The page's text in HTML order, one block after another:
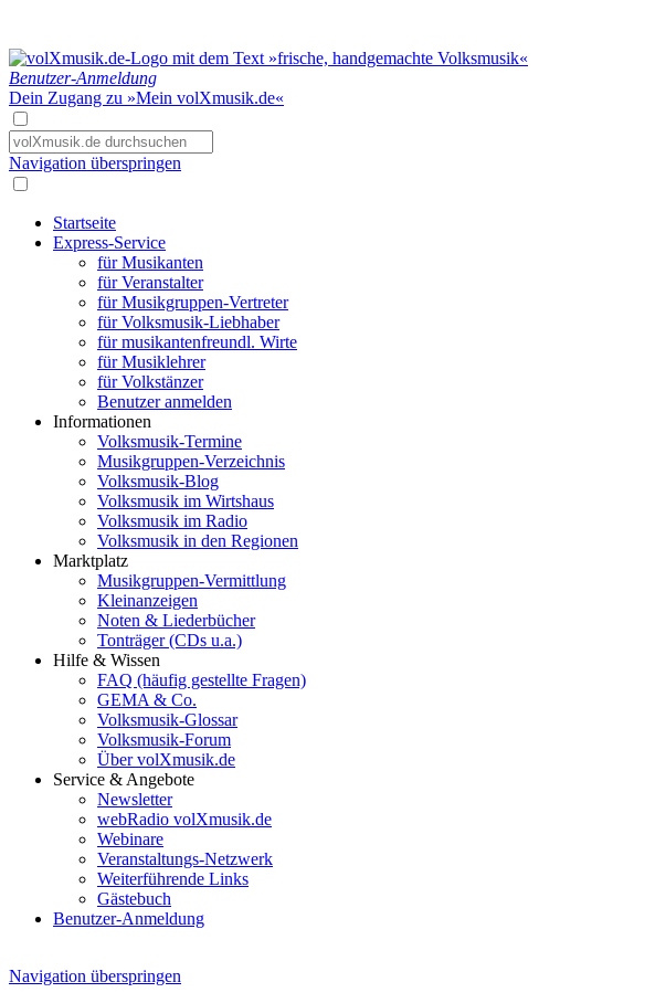
Benutzer-Anmeldung
Dein Zugang zu »Mein volXmusik.de«
Navigation überspringen
Startseite
Express-Service
für Musikanten
für Veranstalter
für Musikgruppen-Vertreter
für Volksmusik-Liebhaber
für musikantenfreundl. Wirte
für Musiklehrer
für Volkstänzer
Benutzer anmelden
Informationen
Volksmusik-Termine
Musikgruppen-Verzeichnis
Volksmusik-Blog
Volksmusik im Wirtshaus
Volksmusik im Radio
Volksmusik in den Regionen
Marktplatz
Musikgruppen-Vermittlung
Kleinanzeigen
Noten & Liederbücher
Tonträger (CDs u.a.)
Hilfe & Wissen
FAQ (häufig gestellte Fragen)
GEMA & Co.
Volksmusik-Glossar
Volksmusik-Forum
Über volXmusik.de
Service & Angebote
Newsletter
webRadio volXmusik.de
Webinare
Veranstaltungs-Netzwerk
Weiterführende Links
Gästebuch
Benutzer-Anmeldung
Navigation überspringen